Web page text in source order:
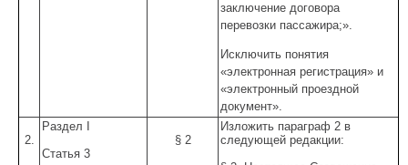
заключение договора
перевозки пассажира;».
Исключить понятия
«электронная регистрация» и
«электронный проездной
документ».
2.
Раздел I
Статья 3
§ 2
Изложить параграф 2 в
следующей редакции: